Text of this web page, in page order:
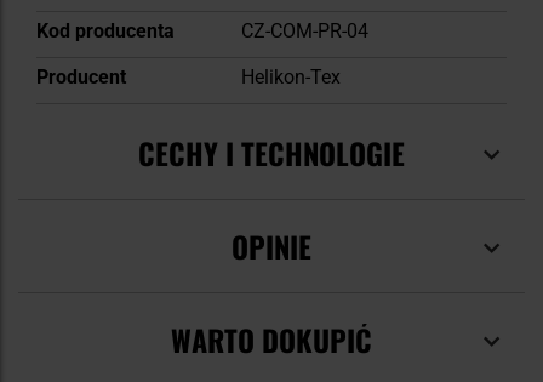
Kod producenta
CZ-COM-PR-04
Producent
Helikon-Tex
CECHY I TECHNOLOGIE
OPINIE
WARTO DOKUPIĆ